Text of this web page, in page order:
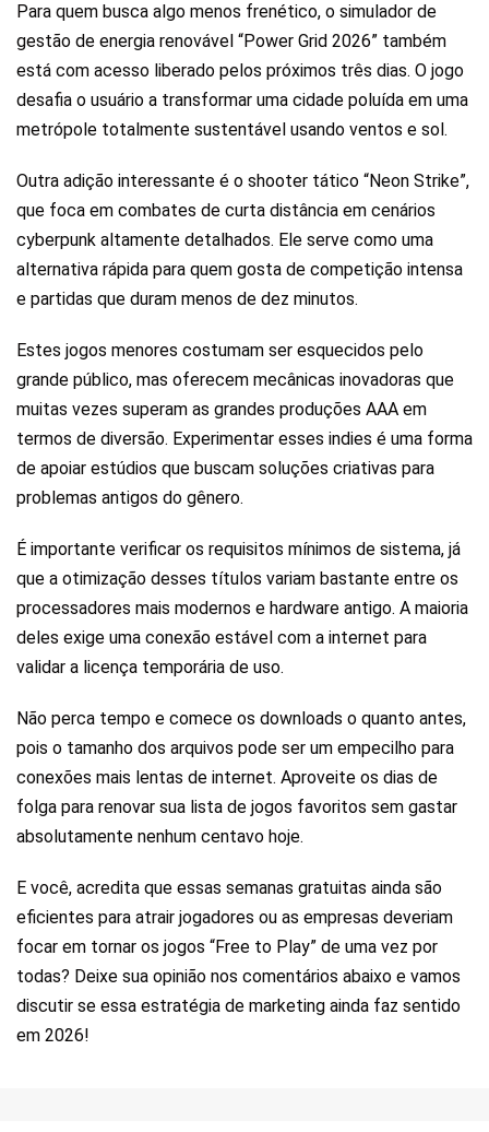
Para quem busca algo menos frenético, o simulador de
gestão de energia renovável “Power Grid 2026” também
está com acesso liberado pelos próximos três dias. O jogo
desafia o usuário a transformar uma cidade poluída em uma
metrópole totalmente sustentável usando ventos e sol.
Outra adição interessante é o shooter tático “Neon Strike”,
que foca em combates de curta distância em cenários
cyberpunk altamente detalhados. Ele serve como uma
alternativa rápida para quem gosta de competição intensa
e partidas que duram menos de dez minutos.
Estes jogos menores costumam ser esquecidos pelo
grande público, mas oferecem mecânicas inovadoras que
muitas vezes superam as grandes produções AAA em
termos de diversão. Experimentar esses indies é uma forma
de apoiar estúdios que buscam soluções criativas para
problemas antigos do gênero.
É importante verificar os requisitos mínimos de sistema, já
que a otimização desses títulos variam bastante entre os
processadores mais modernos e hardware antigo. A maioria
deles exige uma conexão estável com a internet para
validar a licença temporária de uso.
Não perca tempo e comece os downloads o quanto antes,
pois o tamanho dos arquivos pode ser um empecilho para
conexões mais lentas de internet. Aproveite os dias de
folga para renovar sua lista de jogos favoritos sem gastar
absolutamente nenhum centavo hoje.
E você, acredita que essas semanas gratuitas ainda são
eficientes para atrair jogadores ou as empresas deveriam
focar em tornar os jogos “Free to Play” de uma vez por
todas? Deixe sua opinião nos comentários abaixo e vamos
discutir se essa estratégia de marketing ainda faz sentido
em 2026!